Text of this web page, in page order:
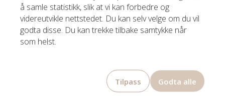
å samle statistikk, slik at vi kan forbedre og
videreutvikle nettstedet. Du kan selv velge om du vil
godta disse. Du kan trekke tilbake samtykke når
som helst.
Godta alle
Tilpass
Siste innlegg
Siste kommentarer